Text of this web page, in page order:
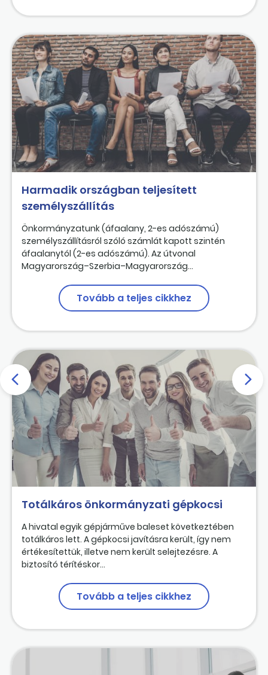
Harmadik országban teljesített
személyszállítás
Önkormányzatunk (áfaalany, 2-es adószámú)
személyszállításról szóló számlát kapott szintén
áfaalanytól (2-es adószámú). Az útvonal
Magyarország–Szerbia–Magyarország...
Tovább a teljes cikkhez
Totálkáros önkormányzati gépkocsi
A hivatal egyik gépjárműve baleset következtében
totálkáros lett. A gépkocsi javításra került, így nem
értékesítettük, illetve nem került selejtezésre. A
biztosító térítéskor...
Tovább a teljes cikkhez